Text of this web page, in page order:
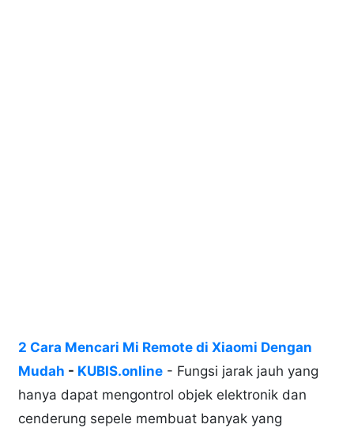
2 Cara Mencari Mi Remote di Xiaomi Dengan
Mudah - KUBIS.online - Fungsi jarak jauh yang
hanya dapat mengontrol objek elektronik dan
cenderung sepele membuat banyak yang